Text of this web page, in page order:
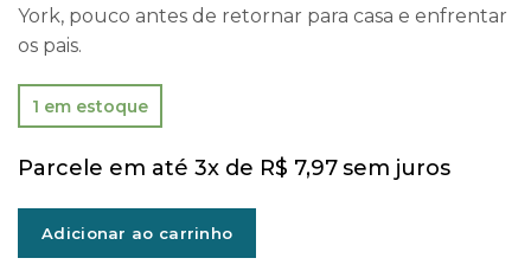
York, pouco antes de retornar para casa e enfrentar
os pais.
1 em estoque
Parcele em até 3x de R$ 7,97sem juros
Adicionar ao carrinho